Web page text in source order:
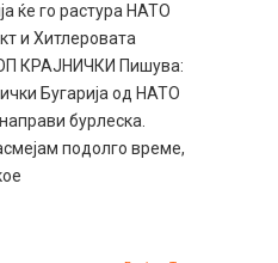
ќе го растура НАТО
и Хитлеровата
КРАЈНИЧКИ Пишува:
Бугарија од НАТО
направи бурлеска.
подолго време,